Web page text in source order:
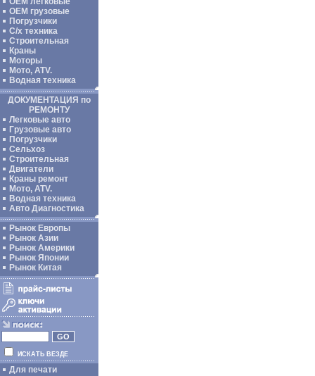
OEM грузовые
Погрузчики
С/х техника
Строительная
Краны
Моторы
Мото, ATV.
Водная техника
ДОКУМЕНТАЦИЯ по
РЕМОНТУ
Легковые авто
Грузовые авто
Погрузчики
Сельхоз
Строительная
Двигатели
Краны ремонт
Мото, ATV.
Водная техника
Авто Диагностика
Рынок Европы
Рынок Азии
Рынок Америки
Рынок Японии
Рынок Китая
ИСКАТЬ ВЕЗДЕ
Для печати